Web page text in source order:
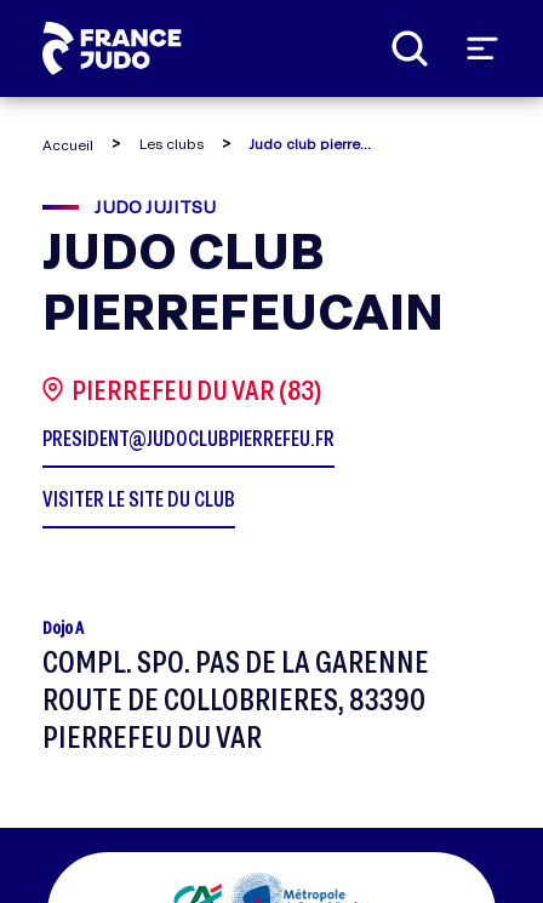
Accueil Les clubs Judo club pierrefeucain
JUDO JUJITSU
JUDO CLUB
PIERREFEUCAIN
PIERREFEU DU VAR (83)
PRESIDENT@JUDOCLUBPIERREFEU.FR
VISITER LE SITE DU CLUB
Dojo A
COMPL. SPO. PAS DE LA GARENNE
ROUTE DE COLLOBRIERES, 83390
PIERREFEU DU VAR